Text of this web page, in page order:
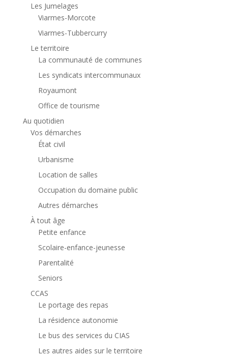
Les Jumelages
Viarmes-Morcote
Viarmes-Tubbercurry
Le territoire
La communauté de communes
Les syndicats intercommunaux
Royaumont
Office de tourisme
Au quotidien
Vos démarches
État civil
Urbanisme
Location de salles
Occupation du domaine public
Autres démarches
À tout âge
Petite enfance
Scolaire-enfance-jeunesse
Parentalité
Seniors
CCAS
Le portage des repas
La résidence autonomie
Le bus des services du CIAS
Les autres aides sur le territoire